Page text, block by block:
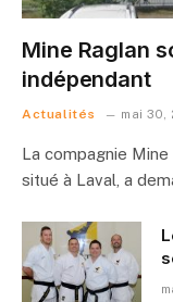
Mine Raglan
indépendant
Actualités mai 30,
La compagnie
situé à Laval, a